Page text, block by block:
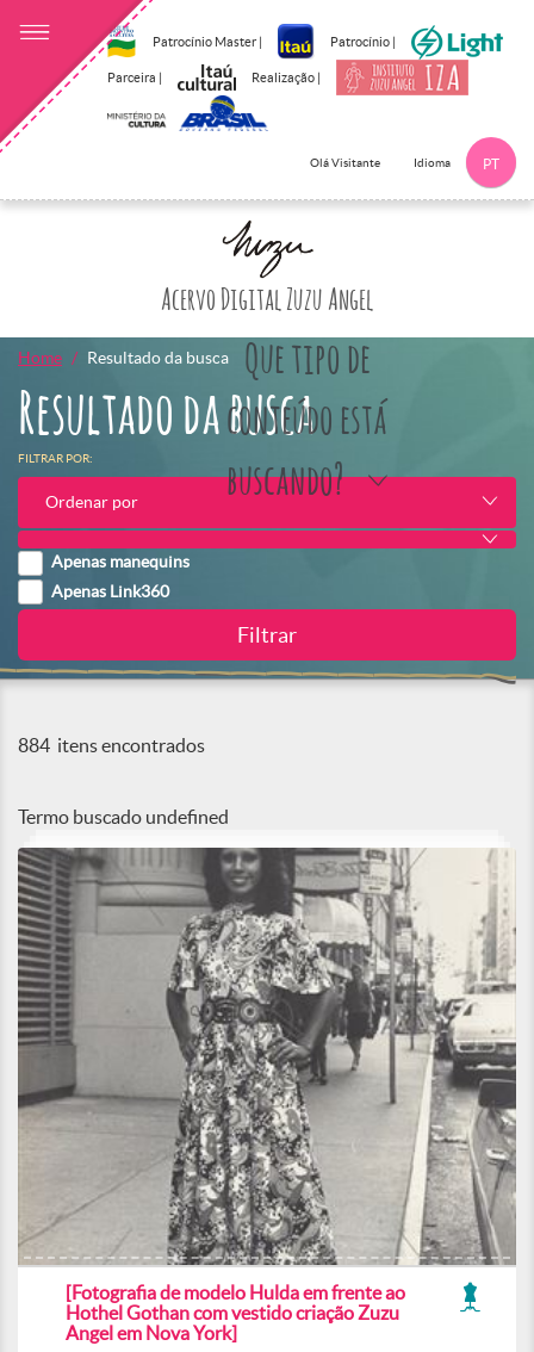
Patrocínio Master | Patrocínio |
Parceira | Realização |
Olá Visitante Idioma PT
Acervo Digital Zuzu Angel
Que tipo de
conteúdo está
buscando?
Home Resultado da busca
Resultado da busca
FILTRAR POR:
Ordenar por
Apenas manequins
Apenas Link360
884 itens encontrados
Termo buscado undefined
[Fotografia de modelo Hulda em frente ao
Hothel Gothan com vestido criação Zuzu
Angel em Nova York]